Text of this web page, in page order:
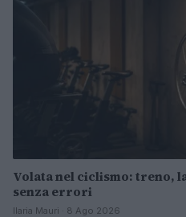
Volata nel ciclismo: treno,
senza errori
Ilaria Mauri · 8 Ago 2026